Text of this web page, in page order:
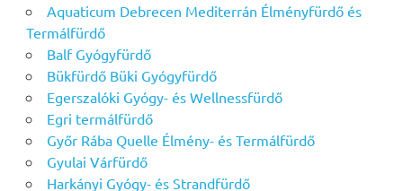
Aquaticum Debrecen Mediterrán Élményfürdő és
Termálfürdő
Balf Gyógyfürdő
Bükfürdő Büki Gyógyfürdő
Egerszalóki Gyógy- és Wellnessfürdő
Egri termálfürdő
Győr Rába Quelle Élmény- és Termálfürdő
Gyulai Várfürdő
Harkányi Gyógy- és Strandfürdő